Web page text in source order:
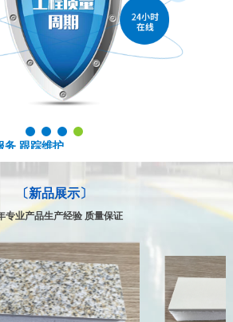
务 跟踪维护
tracking maintenance
体系，让你得到的不仅仅是合作
业化的技术服务队伍，具有多年行业从事经验，能及
户提供专业、科学、完善的整套系统解决方案 常年
有关技术和售后服务问题，我们将通过专门的部门及
题，完善周到的售后服务，赢得了众多客户的信赖
服务
〔新品展示〕
专业产品生产经验 质量保证